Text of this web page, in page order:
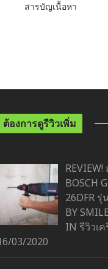
วลต์ สารบัญเนื้อหา –
ต้องการดูรีวิวเพิ่ม
BOSCH
26DFR รุ่
BY SMILE
IN รีวิวเ
03/2020